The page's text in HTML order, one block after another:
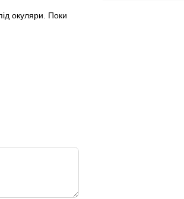
окуляри. Поки